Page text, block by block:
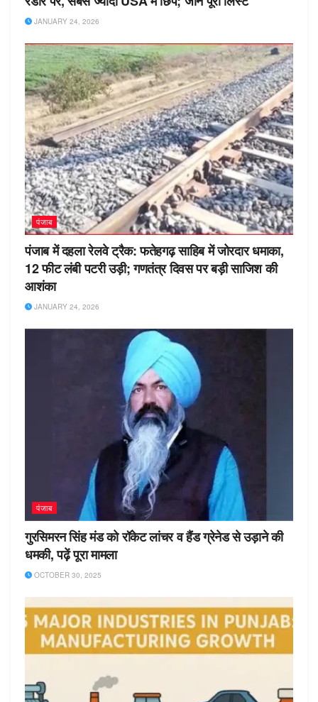
JANUARY 24, 2026
पंजाब
पंजाब में दहला रेलवे ट्रैक: फतेहगढ़ साहिब में जोरदार धमाका,
12 फीट लंबी पटरी उड़ी; गणतंत्र दिवस पर बड़ी साजिश की
आशंका
JANUARY 24, 2026
पंजाब
गुरसिमरन सिंह मंड को रॉकेट लांचर व हैंड ग्रेनेड से उड़ाने की
धमकी, पढ़ें पूरा मामला
OCTOBER 30, 2025